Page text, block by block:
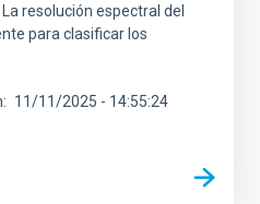
resolución espectral del
para clasificar los
11/11/2025 - 14:55:24